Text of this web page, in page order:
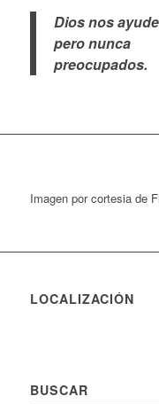
Dios nos
pero nunca
preocupados.
Imagen por cortesia de
LOCALIZACIÓN
BUSCAR